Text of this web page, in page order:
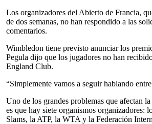
Los organizadores del Abierto de Francia,
de dos semanas, no han respondido a las
comentarios.
Wimbledon tiene previsto anunciar los
Pegula dijo que los jugadores no han
England Club.
“Simplemente vamos a seguir hablando
Uno de los grandes problemas que afectan
es que hay siete organismos organizadores:
Slams, la ATP, la WTA y la Federación